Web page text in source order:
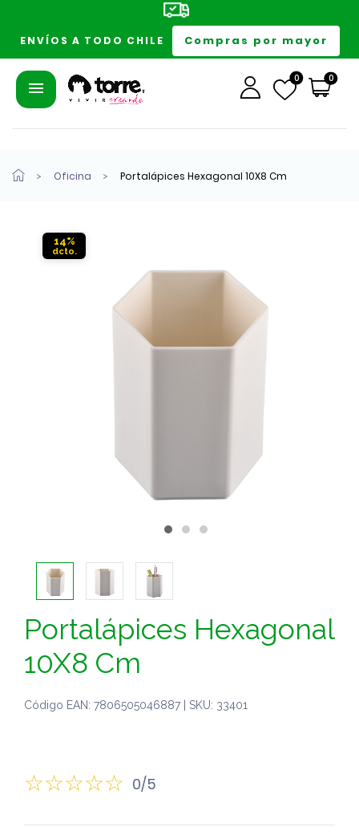
ENVÍOS A TODO CHILE Compras por mayor
0 0
Oficina Portalápices Hexagonal 10X8 Cm
14%
Portalápices Hexagonal
10X8 Cm
Código EAN: 7806505046887 | SKU: 33401
0/5